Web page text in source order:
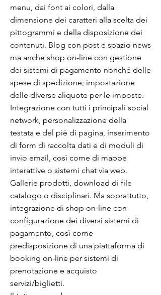
menu, dai font ai colori, dalla
dimensione dei caratteri alla scelta dei
pittogrammi e della disposizione dei
contenuti. Blog con post e spazio news
ma anche shop on-line con gestione
dei sistemi di pagamento nonché delle
spese di spedizione; impostazione
delle diverse aliquote per le imposte.
Integrazione con tutti i principali social
network, personalizzazione della
testata e del piè di pagina, inserimento
di form di raccolta dati e di moduli di
invio email, così come di mappe
interattive o sistemi chat via web.
Gallerie prodotti, download di file
catalogo o disciplinari. Ma soprattutto,
integrazione di shop on-line con
configurazione dei diversi sistemi di
pagamento, così come
predisposizione di una piattaforma di
booking on-line per sistemi di
prenotazione e acquisto
servizi/biglietti.